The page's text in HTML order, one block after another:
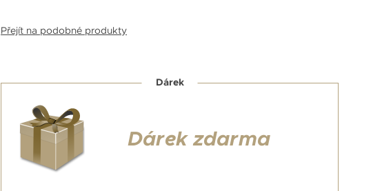
Přejít na podobné produkty
Dárek
Dárek zdarma